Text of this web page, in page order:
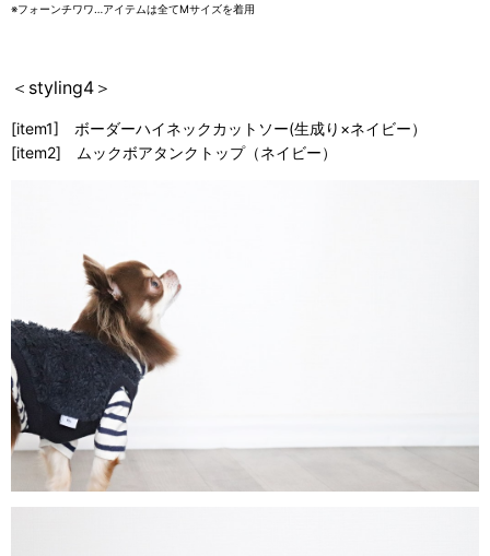
※フォーンチワワ…アイテムは全てMサイズを着用
＜styling4＞
[item1] ボーダーハイネックカットソー(生成り×ネイビー）
[item2] ムックボアタンクトップ（ネイビー）